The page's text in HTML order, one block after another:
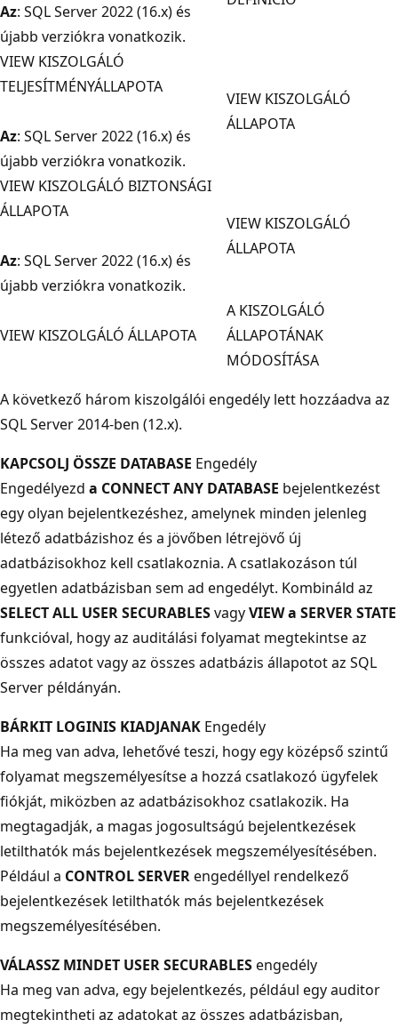
Az: SQL Server 2022 (16.x) és
újabb verziókra vonatkozik.
VIEW KISZOLGÁLÓ
TELJESÍTMÉNYÁLLAPOTA
Az: SQL Server 2022 (16.x) és
újabb verziókra vonatkozik.
VIEW KISZOLGÁLÓ
ÁLLAPOTA
VIEW KISZOLGÁLÓ BIZTONSÁGI
ÁLLAPOTA
Az: SQL Server 2022 (16.x) és
újabb verziókra vonatkozik.
VIEW KISZOLGÁLÓ
ÁLLAPOTA
VIEW KISZOLGÁLÓ ÁLLAPOTA
A KISZOLGÁLÓ
ÁLLAPOTÁNAK
MÓDOSÍTÁSA
A következő három kiszolgálói engedély lett hozzáadva az
SQL Server 2014-ben (12.x).
KAPCSOLJ ÖSSZE DATABASE Engedély
Engedélyezd a CONNECT ANY DATABASE bejelentkezést
egy olyan bejelentkezéshez, amelynek minden jelenleg
létező adatbázishoz és a jövőben létrejövő új
adatbázisokhoz kell csatlakoznia. A csatlakozáson túl
egyetlen adatbázisban sem ad engedélyt. Kombináld az
SELECT ALL USER SECURABLESvagyVIEW a SERVER STATE
funkcióval, hogy az auditálási folyamat megtekintse az
összes adatot vagy az összes adatbázis állapotot az SQL
Server példányán.
BÁRKIT LOGINIS KIADJANAK Engedély
Ha meg van adva, lehetővé teszi, hogy egy középső szintű
folyamat megszemélyesítse a hozzá csatlakozó ügyfelek
fiókját, miközben az adatbázisokhoz csatlakozik. Ha
megtagadják, a magas jogosultságú bejelentkezések
letilthatók más bejelentkezések megszemélyesítésében.
Például a CONTROL SERVERengedéllyel rendelkező
bejelentkezések letilthatók más bejelentkezések
megszemélyesítésében.
VÁLASSZ MINDET USER SECURABLESengedély
Ha meg van adva, egy bejelentkezés, például egy auditor
megtekintheti az adatokat az összes adatbázisban,